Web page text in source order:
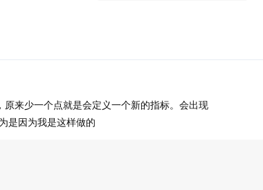
原来少一个点就是会定义一个新的指标。会出现
是因为我是这样做的